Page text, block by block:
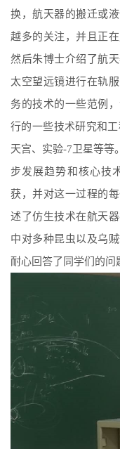
换，航天器的搬迁或
越多的关注，并且正
然后朱博士介绍了航
太空望远镜进行在轨
务的技术的一些范例
行的一些技术研究和
天宫、实验-7 卫星等
步发展趋势和核心技
获，并对这一过程的
述了仿生技术在航天
中对多种昆虫以及乌
耐心回答了同学们的问